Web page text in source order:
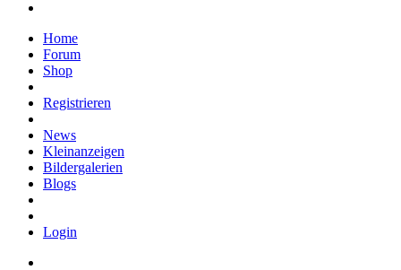
Home
Forum
Shop
Registrieren
News
Kleinanzeigen
Bildergalerien
Blogs
Login